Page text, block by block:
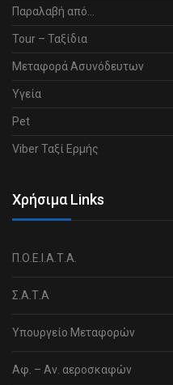
Παραλαβή από…
Tour – Ταξίδια
Μεταφορά Ασυνόδευτων
Υγεία
Pet
Viber Ταξί Ερμής
Χρήσιμα Links
Π.Ο.Ε.Ι.Α.Τ.Α.
Σ.Α.Τ.Α
Υπουργείο Μεταφορών
Αφ. – Αν. αεροσκαφών